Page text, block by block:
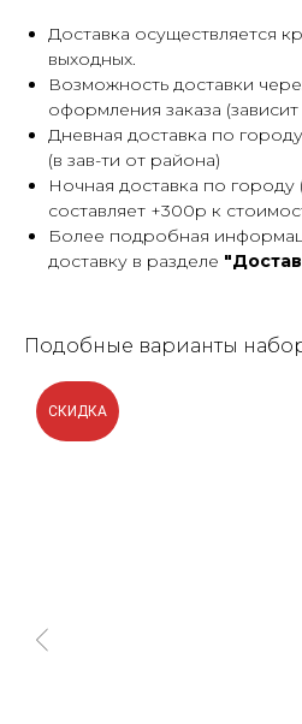
Доставка осуществляется
выходных.
Возможность доставки
оформления заказа
Дневная доставка по
(в зав-ти от района)
Ночная доставка по
составляет +300р к
Более подробная
доставку в разделе
Подобные варианты
СКИДКА